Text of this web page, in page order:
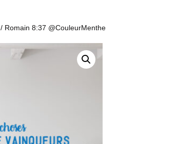
/ Romain 8:37 @CouleurMenthe